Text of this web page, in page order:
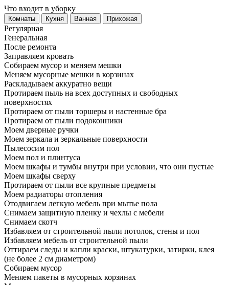
Что входит в уборку
Регу­лярная
Гене­ральная
После ремонта
Заправляем кровать
Собираем мусор и меняем мешки
Меняем мусорные мешки в корзинах
Раскладываем аккуратно вещи
Протираем пыль на всех доступных и свободных
поверхностях
Протираем от пыли торшеры и настенные бра
Протираем от пыли подоконники
Моем дверные ручки
Моем зеркала и зеркальные поверхности
Пылесосим пол
Моем пол и плинтуса
Моем шкафы и тумбы внутри при условии, что они пустые
Моем шкафы сверху
Протираем от пыли все крупные предметы
Моем радиаторы отопления
Отодвигаем легкую мебель при мытье пола
Снимаем защитную пленку и чехлы с мебели
Снимаем скотч
Избавляем от строительной пыли потолок, стены и пол
Избавляем мебель от строительной пыли
Оттираем следы и капли краски, штукатурки, затирки, клея
(не более 2 см диаметром)
Собираем мусор
Меняем пакеты в мусорных корзинах